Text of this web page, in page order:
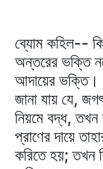
ব্যোম কহিল--
অন্তরের ভক্তি
আদায়ের ভক্তি।
জানা যায় যে,
নিয়মে বদ্ধ, তখন
প্রাণের দায়ে
করিতে হয়; তখন